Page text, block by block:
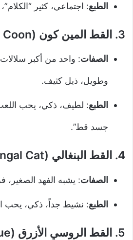
الطبع: اجتماعي، كثير
3. القط المين كون (Maine Coon)
الصفات: واحد من أكبر
وطويل، ذيل كثيف.
الطبع: لطيف، ذكي، يحب
جسد قط”.
4. القط البنغالي (Bengal Cat)
الصفات: يشبه الفهد
الطبع: نشيط جداً، ذكي، يحب
5. القط الروسي الأزرق (Russian Blue)